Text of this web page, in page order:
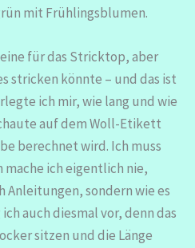
mit Frühlingsblumen.
für das Stricktop, aber
stricken könnte – und das ist
ich mir, wie lang und wie
auf dem Woll-Etikett
berechnet wird. Ich muss
ich eigentlich nie,
Anleitungen, sondern wie es
auch diesmal vor, denn das
sitzen und die Länge